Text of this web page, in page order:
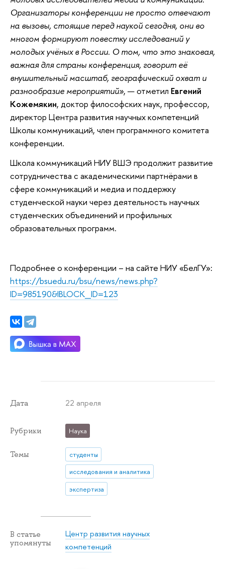
Организаторы конференции не просто отвечают
на вызовы, стоящие перед наукой сегодня, они во
многом формируют повестку исследований у
молодых учёных в России. О том, что это знаковая,
важная для страны конференция, говорит её
внушительный масштаб, географический охват и
разнообразие мероприятий», — отметил Евгений
Кожемякин, доктор философских наук, профессор,
директор Центра развития научных компетенций
Школы коммуникаций, член программного комитета
конференции.
Школа коммуникаций НИУ ВШЭ продолжит развитие
сотрудничества с академическими партнёрами в
сфере коммуникаций и медиа и поддержку
студенческой науки через деятельность научных
студенческих объединений и профильных
образовательных программ.
Подробнее о конференции – на сайте НИУ «БелГУ»:
https://bsuedu.ru/bsu/news/news.php?
ID=985190&IBLOCK_ID=123
Дата 22 апреля
Рубрики Наука
Темы
студенты
исследования и аналитика
экспертиза
В статье
упомянуты
Центр развития научных
компетенций